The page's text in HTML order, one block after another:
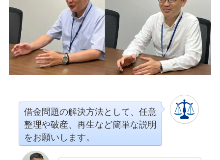
借金問題の解決方法として、任意
整理や破産、再生など簡単な説明
をお願いします。